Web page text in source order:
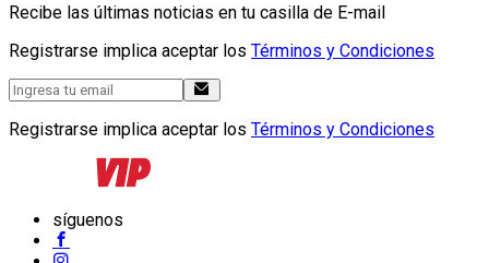
Recibe las últimas noticias en tu casilla de E-mail
Registrarse implica aceptar los Términos y Condiciones
Registrarse implica aceptar los Términos y Condiciones
síguenos